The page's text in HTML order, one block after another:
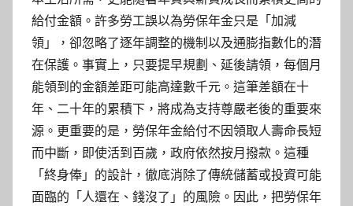
給付金額。許多勞工誤以為勞保年金只是「加減
領」，卻忽略了逐年調整的機制以及通膨指數化的潛
在保護。事實上，只要提早規劃、延後請領，每個月
能領到的金額差距可能高達數千元。這筆差額在十
年、二十年的累積下，將成為支持尊嚴老後的重要來
源。更重要的是，勞保年金給付不因領取人壽命長短
而中斷，即使活到百歲，政府依然按月撥款。這種
「終身俸」的設計，徹底消除了傳統儲蓄或投資可能
面臨的「人還在、錢沒了」的風險。因此，把勞保年